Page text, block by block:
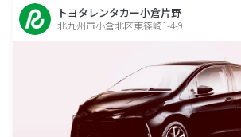
トヨタレンタカー小倉片野
北九州市小倉北区東篠崎1-4-9